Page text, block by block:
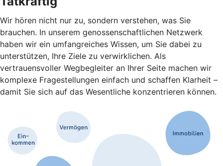
Wir hören nicht nur zu, sondern verstehen, was Sie
brauchen. In unserem genossenschaftlichen Netzwerk
haben wir ein umfangreiches Wissen, um Sie dabei zu
unterstützen, Ihre Ziele zu verwirklichen. Als
vertrauensvoller Wegbegleiter an Ihrer Seite machen wir
komplexe Fragestellungen einfach und schaffen Klarheit –
damit Sie sich auf das Wesentliche konzentrieren können.